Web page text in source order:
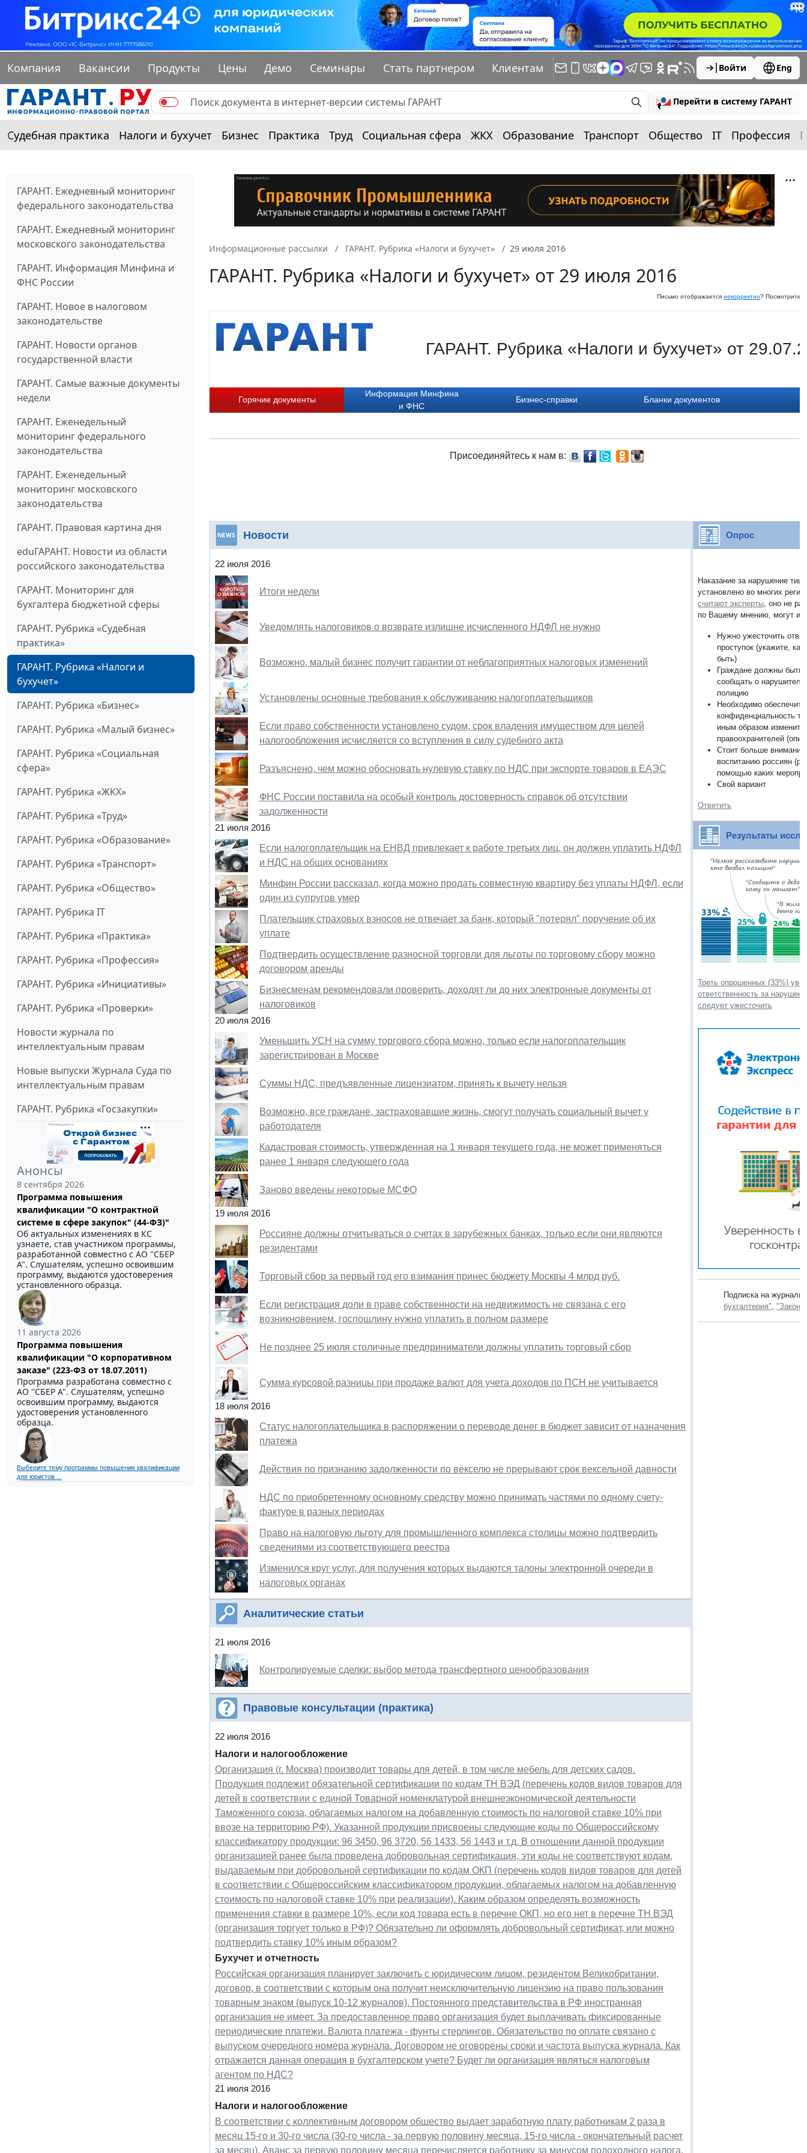
Компания Вакансии Продукты Цены Демо Семинары Стать партнером Клиентам Войти Eng
Перейти в систему ГАРАНТ
Судебная практика Налоги и бухучет Бизнес Практика Труд Социальная сфера ЖКХ Образование Транспорт Общество IT Профессия
ГАРАНТ. Ежедневный мониторинг
федерального законодательства
ГАРАНТ. Ежедневный мониторинг
московского законодательства
ГАРАНТ. Информация Минфина и
ФНС России
ГАРАНТ. Новое в налоговом
законодательстве
ГАРАНТ. Новости органов
государственной власти
ГАРАНТ. Самые важные документы
недели
ГАРАНТ. Еженедельный
мониторинг федерального
законодательства
ГАРАНТ. Еженедельный
мониторинг московского
законодательства
ГАРАНТ. Правовая картина дня
eduГАРАНТ. Новости из области
российского законодательства
ГАРАНТ. Мониторинг для
бухгалтера бюджетной сферы
ГАРАНТ. Рубрика «Судебная
практика»
ГАРАНТ. Рубрика «Налоги и
бухучет»
ГАРАНТ. Рубрика «Бизнес»
ГАРАНТ. Рубрика «Малый бизнес»
ГАРАНТ. Рубрика «Социальная
сфера»
ГАРАНТ. Рубрика «ЖКХ»
ГАРАНТ. Рубрика «Труд»
ГАРАНТ. Рубрика «Образование»
ГАРАНТ. Рубрика «Транспорт»
ГАРАНТ. Рубрика «Общество»
ГАРАНТ. Рубрика IT
ГАРАНТ. Рубрика «Практика»
ГАРАНТ. Рубрика «Профессия»
ГАРАНТ. Рубрика «Инициативы»
ГАРАНТ. Рубрика «Проверки»
Новости журнала по
интеллектуальным правам
Новые выпуски Журнала Суда по
интеллектуальным правам
ГАРАНТ. Рубрика «Госзакупки»
Анонсы
8 сентября 2026
Программа повышения
квалификации "О контрактной
системе в сфере закупок" (44-ФЗ)"
Об актуальных изменениях в КС
узнаете, став участником программы,
разработанной совместно с АО ''СБЕР
А". Слушателям, успешно освоившим
программу, выдаются удостоверения
установленного образца.
11 августа 2026
Программа повышения
квалификации "О корпоративном
заказе" (223-ФЗ от 18.07.2011)
Программа разработана совместно с
АО ''СБЕР А". Слушателям, успешно
освоившим программу, выдаются
удостоверения установленного
образца.
Выберите тему программы повышения квалификации
для юристов ...
Информационные рассылки ГАРАНТ. Рубрика «Налоги и бухучет» 29 июля 2016
ГАРАНТ. Рубрика «Налоги и бухучет» от 29 июля 2016
Письмо отображается некорректно? Посмотрите
ГАРАНТ. Рубрика «Налоги и бухучет» от
Горячие документы
Информация Минфина
и ФНС
Бизнес-справки Бланки документов
Присоединяйтесь к нам в:
Новости
22 июля 2016
Итоги недели
Уведомлять налоговиков о возврате излишне исчисленного НДФЛ не нужно
Возможно, малый бизнес получит гарантии от неблагоприятных налоговых изменений
Установлены основные требования к обслуживанию налогоплательщиков
Если право собственности установлено судом, срок владения имуществом для целей
налогообложения исчисляется со вступления в силу судебного акта
Разъяснено, чем можно обосновать нулевую ставку по НДС при экспорте товаров в ЕАЭС
ФНС России поставила на особый контроль достоверность справок об отсутствии
задолженности
21 июля 2016
Если налогоплательщик на ЕНВД привлекает к работе третьих лиц, он должен уплатить НДФЛ
и НДС на общих основаниях
Минфин России рассказал, когда можно продать совместную квартиру без уплаты НДФЛ, если
один из супругов умер
Плательщик страховых взносов не отвечает за банк, который "потерял" поручение об их
уплате
Подтвердить осуществление разносной торговли для льготы по торговому сбору можно
договором аренды
Бизнесменам рекомендовали проверить, доходят ли до них электронные документы от
налоговиков
20 июля 2016
Уменьшить УСН на сумму торгового сбора можно, только если налогоплательщик
зарегистрирован в Москве
Суммы НДС, предъявленные лицензиатом, принять к вычету нельзя
Возможно, все граждане, застраховавшие жизнь, смогут получать социальный вычет у
работодателя
Кадастровая стоимость, утвержденная на 1 января текущего года, не может применяться
ранее 1 января следующего года
Заново введены некоторые МСФО
19 июля 2016
Россияне должны отчитываться о счетах в зарубежных банках, только если они являются
резидентами
Торговый сбор за первый год его взимания принес бюджету Москвы 4 млрд руб.
Если регистрация доли в праве собственности на недвижимость не связана с его
возникновением, госпошлину нужно уплатить в полном размере
Не позднее 25 июля столичные предприниматели должны уплатить торговый сбор
Сумма курсовой разницы при продаже валют для учета доходов по ПСН не учитывается
18 июля 2016
Статус налогоплательщика в распоряжении о переводе денег в бюджет зависит от назначения
платежа
Действия по признанию задолженности по векселю не прерывают срок вексельной давности
НДС по приобретенному основному средству можно принимать частями по одному счету-
фактуре в разных периодах
Право на налоговую льготу для промышленного комплекса столицы можно подтвердить
сведениями из соответствующего реестра
Изменился круг услуг, для получения которых выдаются талоны электронной очереди в
налоговых органах
Аналитические статьи
21 июля 2016
Контролируемые сделки: выбор метода трансфертного ценообразования
Правовые консультации (практика)
22 июля 2016
Налоги и налогообложение
Организация (г. Москва) производит товары для детей, в том числе мебель для детских садов.
Продукция подлежит обязательной сертификации по кодам ТН ВЭД (перечень кодов видов товаров для
детей в соответствии с единой Товарной номенклатурой внешнеэкономической деятельности
Таможенного союза, облагаемых налогом на добавленную стоимость по налоговой ставке 10% при
ввозе на территорию РФ). Указанной продукции присвоены следующие коды по Общероссийскому
классификатору продукции: 96 3450, 96 3720, 56 1433, 56 1443 и т.д. В отношении данной продукции
организацией ранее была проведена добровольная сертификация, эти коды не соответствуют кодам,
выдаваемым при добровольной сертификации по кодам ОКП (перечень кодов видов товаров для детей
в соответствии с Общероссийским классификатором продукции, облагаемых налогом на добавленную
стоимость по налоговой ставке 10% при реализации). Каким образом определять возможность
применения ставки в размере 10%, если код товара есть в перечне ОКП, но его нет в перечне ТН ВЭД
(организация торгует только в РФ)? Обязательно ли оформлять добровольный сертификат, или можно
подтвердить ставку 10% иным образом?
Бухучет и отчетность
Российская организация планирует заключить с юридическим лицом, резидентом Великобритании,
договор, в соответствии с которым она получит неисключительную лицензию на право пользования
товарным знаком (выпуск 10-12 журналов). Постоянного представительства в РФ иностранная
организация не имеет. За предоставленное право организация будет выплачивать фиксированные
периодические платежи. Валюта платежа - фунты стерлингов. Обязательство по оплате связано с
выпуском очередного номера журнала. Договором не оговорены сроки и частота выпуска журнала. Как
отражается данная операция в бухгалтерском учете? Будет ли организация являться налоговым
агентом по НДС?
21 июля 2016
Налоги и налогообложение
В соответствии с коллективным договором общество выдает заработную плату работникам 2 раза в
месяц 15-го и 30-го числа (30-го числа - за первую половину месяца, 15-го числа - окончательный расчет
за месяц). Аванс за первую половину месяца перечисляется работнику за минусом подоходного налога,
Опрос
Наказание за нарушение
установлено во многих
считают эксперты , оно не
по Вашему мнению, могут
Нужно ужесточить
проступок (укажите,
быть)
Граждане должны быть
сообщать о
полицию
Необходимо обеспечить
конфиденциальность
иным образом изменить
правоохранителей
Стоит больше внимания
воспитанию россиян
помощью каких
Свой вариант
Ответить
Результаты
Треть опрошенных (33%)
ответственность за
следует ужесточить
Подписка на журналы
бухгалтерия"